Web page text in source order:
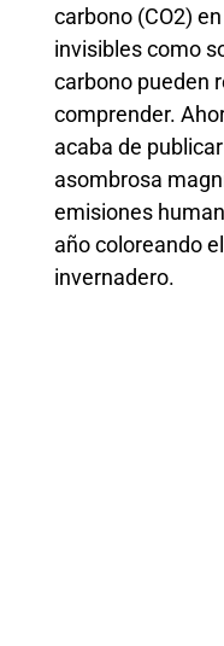
carbono (CO2)
invisibles como
carbono pueden
comprender.
acaba de
asombrosa
emisiones
año coloreando
invernadero.